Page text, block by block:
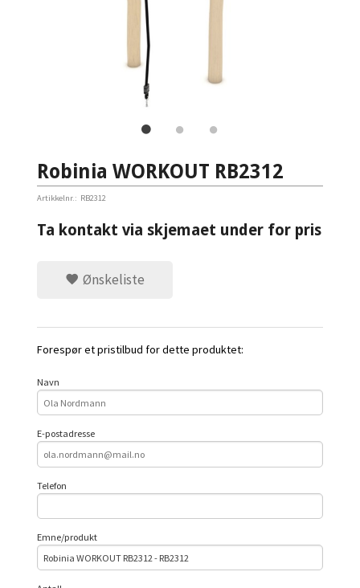
Robinia WORKOUT RB2312
Artikkelnr.: RB2312
Ta kontakt via skjemaet under for pris
Ønskeliste
Forespør et pristilbud for dette produktet:
Navn
E-postadresse
Telefon
Emne/produkt